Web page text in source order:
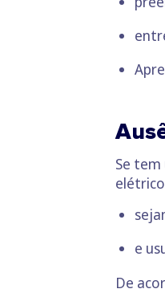
Se
e
De